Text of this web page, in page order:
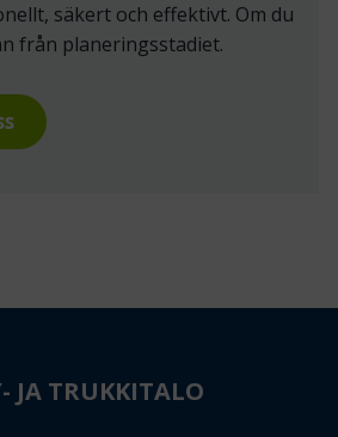
säkert och effektivt. Om du
från planeringsstadiet.
JA TRUKKITALO